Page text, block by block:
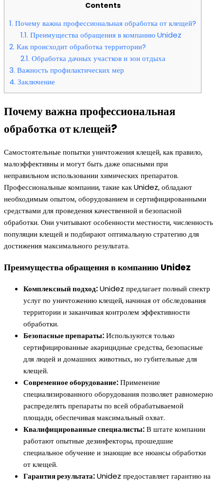
Contents
1. Почему важна профессиональная обработка от клещей?
1.1. Преимущества обращения в компанию Unidez
2. Как происходит обработка территории?
2.1. Обработка дачных участков и зон отдыха
3. Важность профилактических мер
4. Заключение
Почему важна профессиональная
обработка от клещей?
Самостоятельные попытки уничтожения клещей, как правило,
малоэффективны и могут быть даже опасными при
неправильном использовании химических препаратов.
Профессиональные компании, такие как Unidez, обладают
необходимым опытом, оборудованием и сертифицированными
средствами для проведения качественной и безопасной
обработки. Они учитывают особенности местности, численность
популяции клещей и подбирают оптимальную стратегию для
достижения максимального результата.
Преимущества обращения в компанию Unidez
Комплексный подход:Unidez предлагает полный спектр
услуг по уничтожению клещей, начиная от обследования
территории и заканчивая контролем эффективности
обработки.
Безопасные препараты:Используются только
сертифицированные акарицидные средства, безопасные
для людей и домашних животных, но губительные для
клещей.
Современное оборудование:Применение
специализированного оборудования позволяет равномерно
распределять препараты по всей обрабатываемой
площади, обеспечивая максимальный охват.
Квалифицированные специалисты:В штате компании
работают опытные дезинфекторы, прошедшие
специальное обучение и знающие все нюансы обработки
от клещей.
Гарантия результата:Unidez предоставляет гарантию на